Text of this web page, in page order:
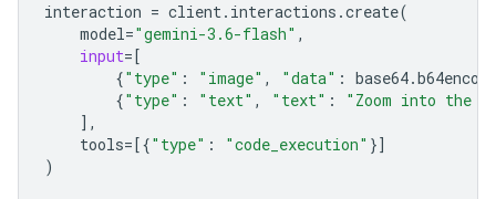
interaction = client. interactions .create(
model="gemini-3.6-flash" ,
input=[
{"type" : "image" , "data" : base64.b64encode
{"type" : "text" , "text" :
"Zoom into the
],
tools=[{"type" : "code_execution" }]
)